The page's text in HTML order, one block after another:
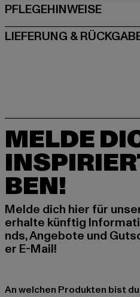
PFLEGEHINWEISE
LIEFERUNG &
MELDE
BEN!
Melde dich hier für
erhalte künftig
nds, Angebote und
er E-Mail!
An welchen Produkten bist